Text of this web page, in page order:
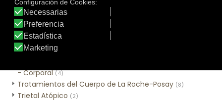
Sweet Lemon (3)
Tar-Plus (2)
Thé des Vignes
Time Control Corporal
Tratamiento tópico
- Corporal (4)
Tratamientos del Cuerpo de La Roche-Posay (8)
Trietal Atópico (2)